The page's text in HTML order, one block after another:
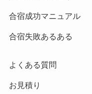
合宿成功マニュアル
合宿失敗あるある
よくある質問
お見積り